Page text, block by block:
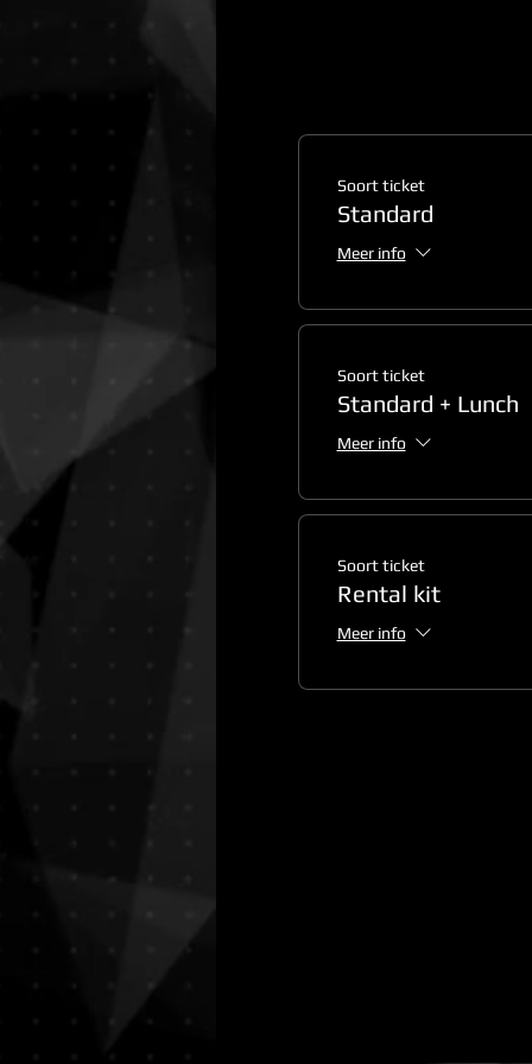
Soort ticket
Standard
Meer info
Soort ticket
Standard + Lunch
Meer info
Soort ticket
Rental kit
Meer info